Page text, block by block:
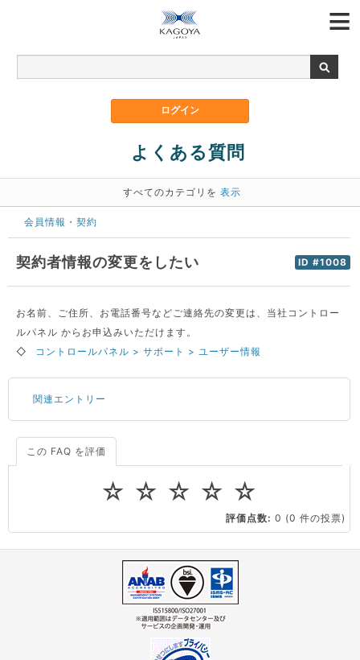
よくある質問
すべてのカテゴリを 表示
会員情報・契約
ID #1008
契約者情報の変更をしたい
お名前、ご住所、お電話番号などご連絡先の変更は、当社コントロー
ルパネル からお申込みいただけます。
◇
コントロールパネル > サポート > ユーザー情報
関連エントリー
サーバーが重いので調査してほしい
CPUやメモリをアップグレードしたい
この FAQ を評価
☆
☆
☆
☆
☆
評価点数: 0 (0 件の投票)